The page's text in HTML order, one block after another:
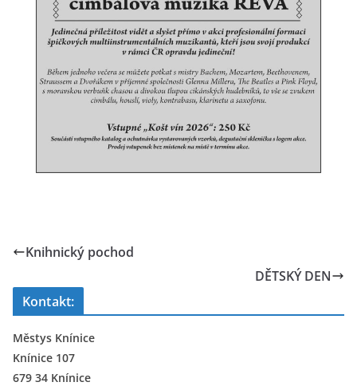
Knihnický pochod
DĚTSKÝ DEN
Kontakt:
Městys Knínice
Knínice 107
679 34 Knínice